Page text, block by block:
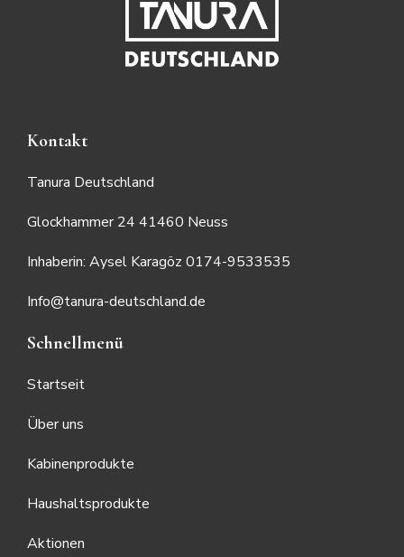
Kontakt
Tanura Deutschland
Glockhammer 24 41460 Neuss
Inhaberin: Aysel Karagöz 0174-9533535
Info@tanura-deutschland.de
Schnellmenü
Startseit
Über uns
Kabinenprodukte
Haushaltsprodukte
Aktionen